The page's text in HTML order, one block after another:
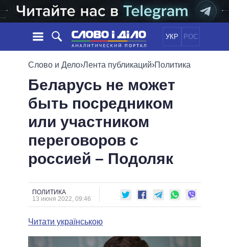
УКР РОС
НОВОСТИ
ЛЕНТА
СОБЫТИЯ
СТАТЬИ
МНЕНИЯ
ОБЗОРЫ
ДАЙДЖЕСТЫ
ПОЛИТИКА
ЭКОНОМИКА
ОБЩЕСТВО
ОБЕЩАНИЯ
ПОЛИТИКИ
ВСЕ ПОЛИТИКИ
ПРЕЗИДЕНТ И ОФИС
ВЕРХОВНАЯ РАДА
ГЛАВЫ ОБЛАДМИНИСТРАЦИЙ
МЭРЫ
ВСЕ ПЕРСОНЫ
ВИДЕО
СРАВНЕНИЕ ПОЛИТИКОВ
Слово и Дело›Лента публикаций›Политика
Беларусь не может
быть посредником
или участником
переговоров с
россией – Подоляк
ПОЛИТИКА
13 июня 2022, 09:46
Читати українською